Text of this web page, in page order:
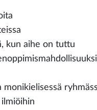
kun aihe on tuttu